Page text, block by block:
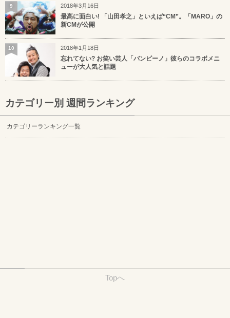
2018年3月16日
最高に面白い! 「山田孝之」といえば“CM”。「MARO」の
新CMが公開
9
2018年1月18日
忘れてない? お笑い芸人「バンビーノ」彼らのコラボメニ
ューが大人気と話題
10
カテゴリー別 週間ランキング
カテゴリーランキング一覧
Topへ